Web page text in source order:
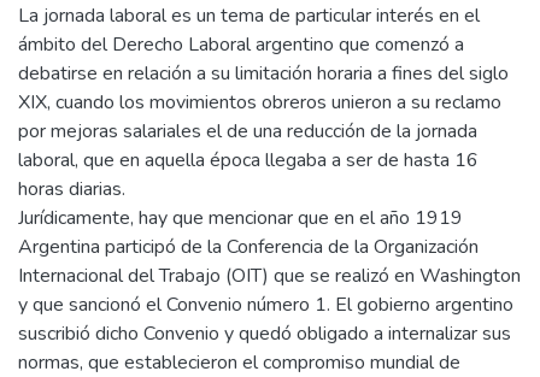
La jornada laboral es un tema de particular interés en el
ámbito del Derecho Laboral argentino que comenzó a
debatirse en relación a su limitación horaria a fines del siglo
XIX, cuando los movimientos obreros unieron a su reclamo
por mejoras salariales el de una reducción de la jornada
laboral, que en aquella época llegaba a ser de hasta 16
horas diarias.
Jurídicamente, hay que mencionar que en el año 1919
Argentina participó de la Conferencia de la Organización
Internacional del Trabajo (OIT) que se realizó en Washington
y que sancionó el Convenio número 1. El gobierno argentino
suscribió dicho Convenio y quedó obligado a internalizar sus
normas, que establecieron el compromiso mundial de